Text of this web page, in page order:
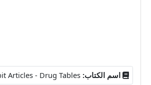
اسم الكتاب: Articles - Drug Tables